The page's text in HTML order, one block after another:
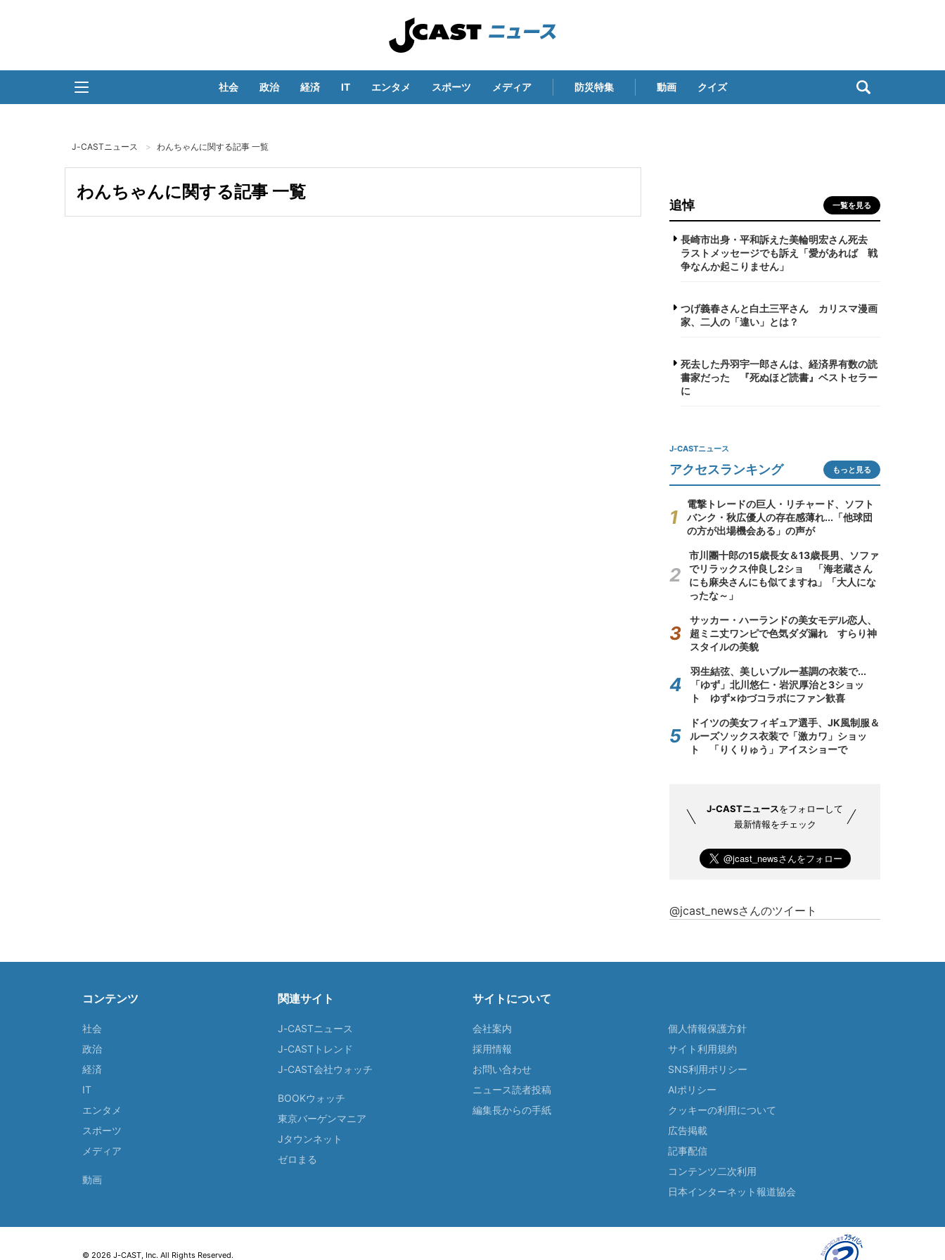
社会 政治 経済 IT エンタメ スポーツ メディア 防災特集 動画 クイズ
J-CASTニュース わんちゃんに関する記事 一覧
わんちゃんに関する記事 一覧
追悼 一覧を見る
長崎市出身・平和訴えた美輪明宏さん死去
ラストメッセージでも訴え「愛があれば 戦
争なんか起こりません」
つげ義春さんと白土三平さん カリスマ漫画
家、二人の「違い」とは？
死去した丹羽宇一郎さんは、経済界有数の読
書家だった 『死ぬほど読書』ベストセラー
に
J-CASTニュース
アクセスランキング もっと見る
電撃トレードの巨人・リチャード、ソフト
バンク・秋広優人の存在感薄れ...「他球団
の方が出場機会ある」の声が
市川團十郎の15歳長女＆13歳長男、ソファ
でリラックス仲良し2ショ 「海老蔵さん
にも麻央さんにも似てますね」「大人にな
ったな～」
サッカー・ハーランドの美女モデル恋人、
超ミニ丈ワンピで色気ダダ漏れ すらり神
スタイルの美貌
羽生結弦、美しいブルー基調の衣装で...
「ゆず」北川悠仁・岩沢厚治と3ショッ
ト ゆず×ゆづコラボにファン歓喜
ドイツの美女フィギュア選手、JK風制服＆
ルーズソックス衣装で「激カワ」ショッ
ト 「りくりゅう」アイスショーで
J-CASTニュースをフォローして
最新情報をチェック
@jcast_newsさんのツイート
コンテンツ
社会
政治
経済
IT
エンタメ
スポーツ
メディア
動画
関連サイト
J-CASTニュース
J-CASTトレンド
J-CAST会社ウォッチ
BOOKウォッチ
東京バーゲンマニア
Jタウンネット
ゼロまる
サイトについて
会社案内
採用情報
お問い合わせ
ニュース読者投稿
編集長からの手紙
個人情報保護方針
サイト利用規約
SNS利用ポリシー
AIポリシー
クッキーの利用について
広告掲載
記事配信
コンテンツ二次利用
日本インターネット報道協会
© 2026 J-CAST, Inc. All Rights Reserved.